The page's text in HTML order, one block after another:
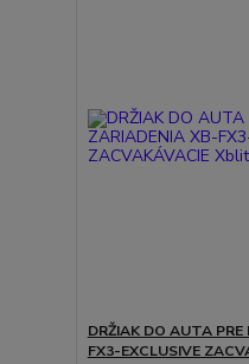
DRŽIAK DO AUTA
FX3-EXCLUSIVE